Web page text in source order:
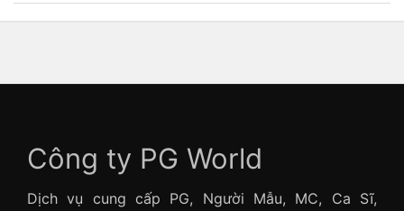
Công ty PG World
Dịch vụ cung cấp PG, Người Mẫu, MC, Ca Sĩ,